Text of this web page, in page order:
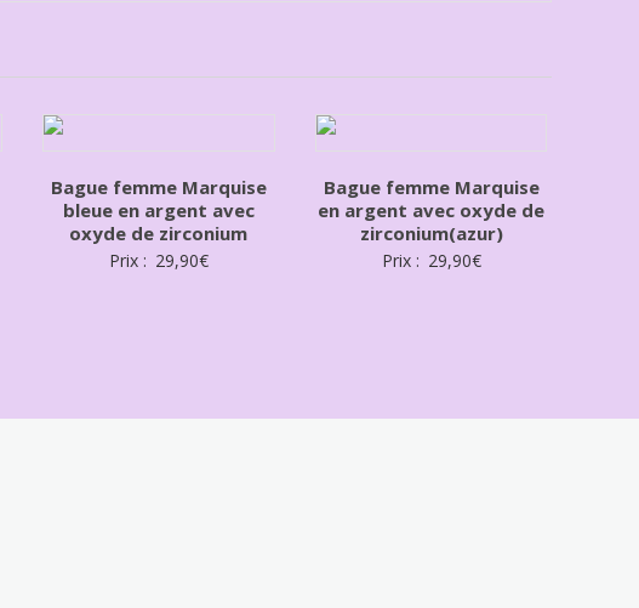
Bague femme Marquise
bleue en argent avec
oxyde de zirconium
Prix : 29,90€
Bague femme Marquise
en argent avec oxyde de
zirconium(azur)
Prix : 29,90€